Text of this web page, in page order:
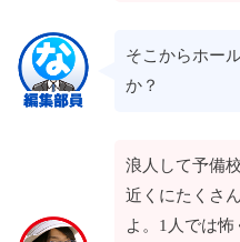
そこからホー
か？
浪人して予備
近くにたくさ
よ。1人では怖